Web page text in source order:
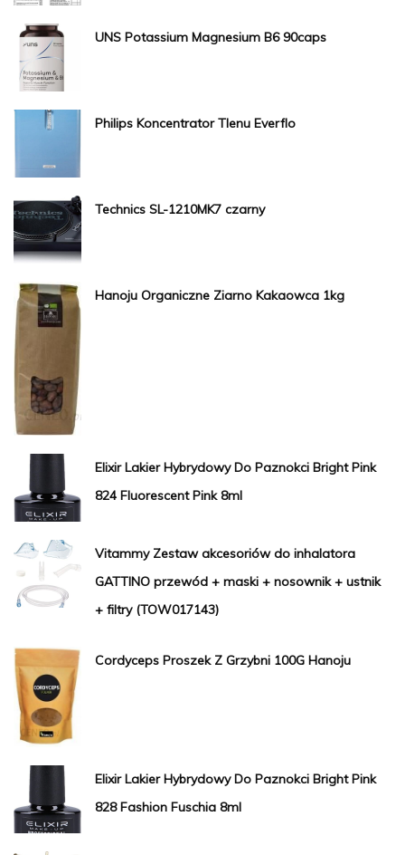
UNS Potassium Magnesium B6 90caps
Philips Koncentrator Tlenu Everflo
Technics SL-1210MK7 czarny
Hanoju Organiczne Ziarno Kakaowca 1kg
Elixir Lakier Hybrydowy Do Paznokci Bright Pink
824 Fluorescent Pink 8ml
Vitammy Zestaw akcesoriów do inhalatora
GATTINO przewód + maski + nosownik + ustnik
+ filtry (TOW017143)
Cordyceps Proszek Z Grzybni 100G Hanoju
Elixir Lakier Hybrydowy Do Paznokci Bright Pink
828 Fashion Fuschia 8ml